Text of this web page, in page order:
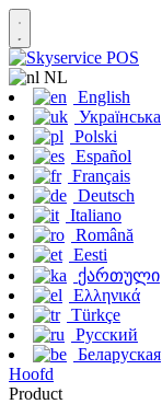
NL
English
Українська
Polski
Español
Français
Deutsch
Italiano
Română
Eesti
ქართული
Ελληνικά
Türkçe
Русский
Беларуская
Hoofd
Product